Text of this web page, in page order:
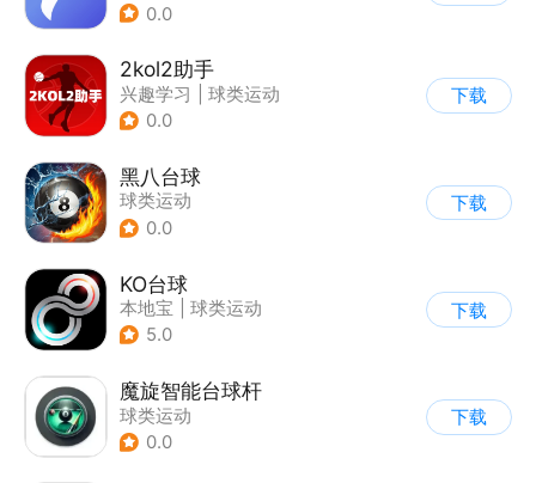
0.0
2kol2助手
兴趣学习
球类运动
0.0
下载
黑八台球
球类运动
0.0
下载
KO台球
本地宝
球类运动
5.0
下载
魔旋智能台球杆
球类运动
0.0
下载